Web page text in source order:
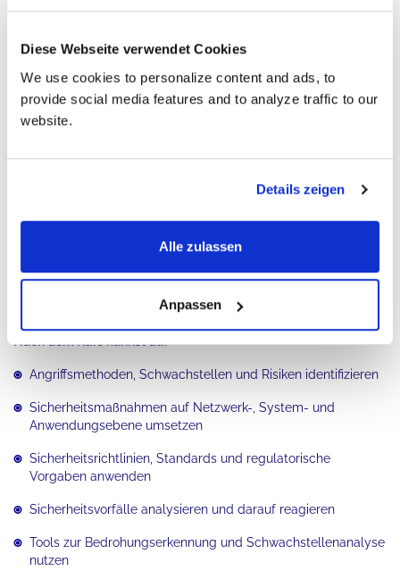
Diese Webseite verwendet Cookies
We use cookies to personalize content and ads, to
provide social media features and to analyze traffic to our
website.
Details zeigen
Alle zulassen
Anpassen
Modul 2 Sicherheitsmanagement und Governance
Modul
3
Bedrohungen, Schwachstellen und
Gegenmaßnahmen
Modul 4 Sicherheitsarchitektur
Welche Fähigkeiten du mit CompTIA
Security+ entwickelst
Nach dem Kurs kannst du:
Angriffsmethoden, Schwachstellen und Risiken identifizieren
Sicherheitsmaßnahmen auf Netzwerk-, System- und
Anwendungsebene umsetzen
Sicherheitsrichtlinien, Standards und regulatorische
Vorgaben anwenden
Sicherheitsvorfälle analysieren und darauf reagieren
Tools zur Bedrohungserkennung und Schwachstellenanalyse
nutzen